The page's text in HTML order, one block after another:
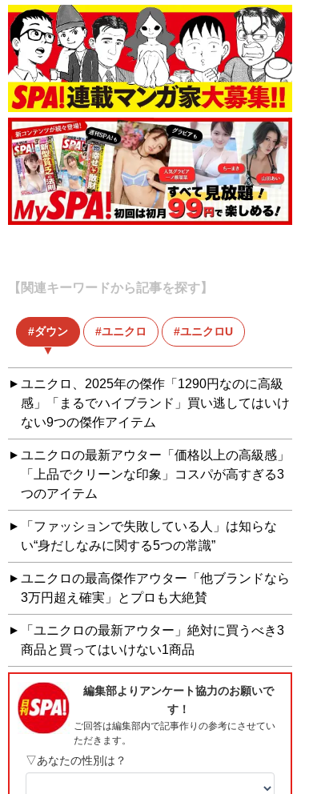
【関連キーワードから記事を探す】
ダウン ユニクロ ユニクロU
ユニクロ、2025年の傑作「1290円なのに高級
感」「まるでハイブランド」買い逃してはいけ
ない9つの傑作アイテム
ユニクロの最新アウター「価格以上の高級感」
「上品でクリーンな印象」コスパが高すぎる3
つのアイテム
「ファッションで失敗している人」は知らな
い“身だしなみに関する5つの常識”
ユニクロの最高傑作アウター「他ブランドなら
3万円超え確実」とプロも大絶賛
「ユニクロの最新アウター」絶対に買うべき3
商品と買ってはいけない1商品